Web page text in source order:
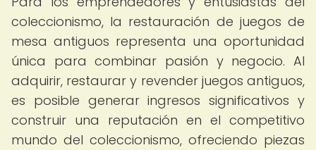
coleccionismo, la restauración de juegos de
mesa antiguos representa una oportunidad
única para combinar pasión y negocio. Al
adquirir, restaurar y revender juegos antiguos,
es posible generar ingresos significativos y
construir una reputación en el competitivo
mundo del coleccionismo, ofreciendo piezas